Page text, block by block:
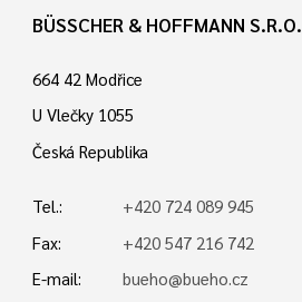
BÜSSCHER & HOFFMANN S.R.O.
664 42 Modřice
U Vlečky 1055
Česká Republika
Tel.:
+420 724 089 945
Fax:
+420 547 216 742
E-mail:
bueho@bueho.cz